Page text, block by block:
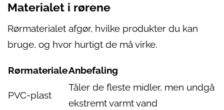
Materialet i rørene
Rørmaterialet afgør, hvilke produkter du kan
bruge, og hvor hurtigt de må virke.
RørmaterialeAnbefaling
PVC-plast
Tåler de fleste midler, men undgå
ekstremt varmt vand